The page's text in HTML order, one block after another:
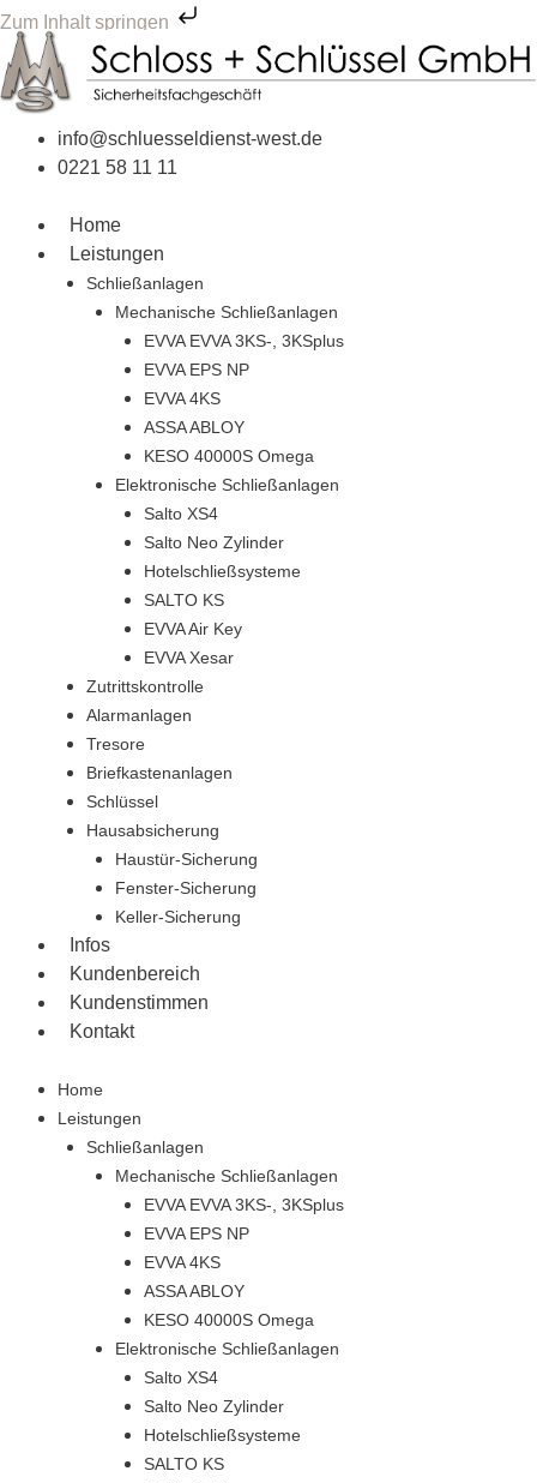
Zum Inhalt springen
Zum
Inhalt
springen
info@schluesseldienst-west.de
0221 58 11 11
Home
Leistungen
Schließanlagen
Mechanische Schließanlagen
EVVA EVVA 3KS-, 3KSplus
EVVA EPS NP
EVVA 4KS
ASSA ABLOY
KESO 40000S Omega
Elektronische Schließanlagen
Salto XS4
Salto Neo Zylinder
Hotelschließsysteme
SALTO KS
EVVA Air Key
EVVA Xesar
Zutrittskontrolle
Alarmanlagen
Tresore
Briefkastenanlagen
Schlüssel
Hausabsicherung
Haustür-Sicherung
Fenster-Sicherung
Keller-Sicherung
Infos
Kundenbereich
Kundenstimmen
Kontakt
Home
Leistungen
Schließanlagen
Mechanische Schließanlagen
EVVA EVVA 3KS-, 3KSplus
EVVA EPS NP
EVVA 4KS
ASSA ABLOY
KESO 40000S Omega
Elektronische Schließanlagen
Salto XS4
Salto Neo Zylinder
Hotelschließsysteme
SALTO KS